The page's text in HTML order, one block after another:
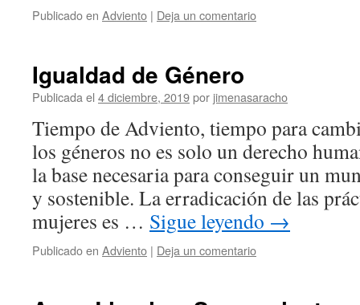
Publicado en Adviento | Deja un comentario
Igualdad de Género
Publicada el 4 diciembre, 2019por jimenasaracho
Tiempo de Adviento, tiempo para
los géneros no es solo un derecho
la base necesaria para conseguir un
y sostenible. La erradicación de las
mujeres es … Sigue leyendo →
Publicado en Adviento | Deja un comentario